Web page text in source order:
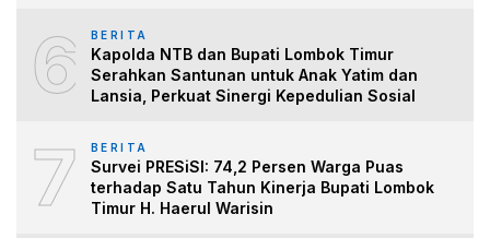
6 BERITA
Kapolda NTB dan Bupati Lombok Timur
Serahkan Santunan untuk Anak Yatim dan
Lansia, Perkuat Sinergi Kepedulian Sosial
7 BERITA
Survei PRESiSI: 74,2 Persen Warga Puas
terhadap Satu Tahun Kinerja Bupati Lombok
Timur H. Haerul Warisin